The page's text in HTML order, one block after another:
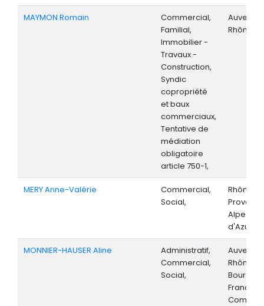
MAYMON Romain
Commercial,
Familial,
Immobilier -
Travaux -
Construction,
Syndic
copropriété
et baux
commerciaux,
Tentative de
médiation
obligatoire
article 750-1,
Rhône-
MERY Anne-Valérie
Commercial,
Social,
Rhône-
Alpes-
d'Azur,
MONNIER-HAUSER Aline
Administratif,
Commercial,
Social,
Rhône-
Franche-
Comté,